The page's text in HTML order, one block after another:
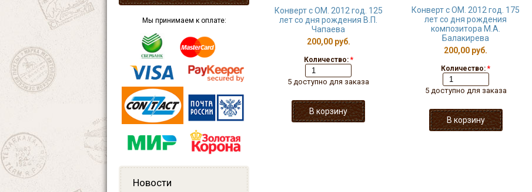
Мы принимаем к оплате:
Новости
Конверт с ОМ. 2012 год. 125
лет со дня рождения В.П.
Чапаева
200,00 руб.
Количество: *
5 доступно для заказа
Конверт с ОМ. 2012 год. 175
лет со дня рождения
композитора М.А.
Балакирева
200,00 руб.
Количество: *
5 доступно для заказа